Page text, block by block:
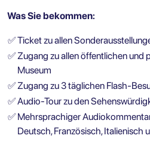
Was Sie bekommen:
✅Ticket zu allen
✅ Zugang zu allen öffentlichen und
Museum​
✅ Zugang zu 3 täglichen Flash-
✅Audio-Tour zu den
✅ Mehrsprachiger
Deutsch, Französisch, Italienisch